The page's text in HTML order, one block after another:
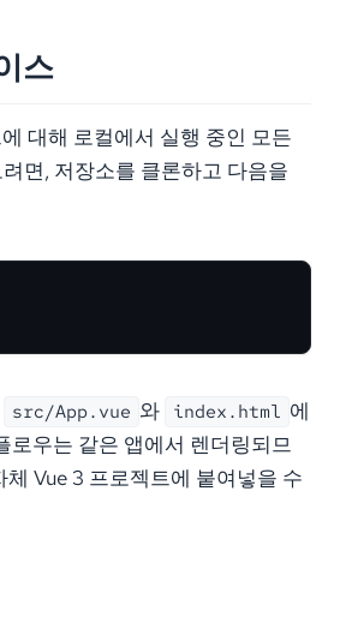
스
대해 로컬에서 실행 중인 모든
면, 저장소를 클론하고 다음을
src/App.vue 와 index.html 에
로우는 같은 앱에서 렌더링되므
Vue 3 프로젝트에 붙여넣을 수